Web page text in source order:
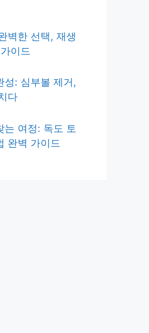
벽한 선택, 재생
이드
성: 심부볼 제거,
다
는 여정: 독도 토
완벽 가이드